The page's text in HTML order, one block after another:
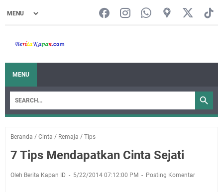
MENU
Beranda / Cinta / Remaja / Tips
7 Tips Mendapatkan Cinta Sejati
Oleh Berita Kapan ID 5/22/2014 07:12:00 PM Posting Komentar